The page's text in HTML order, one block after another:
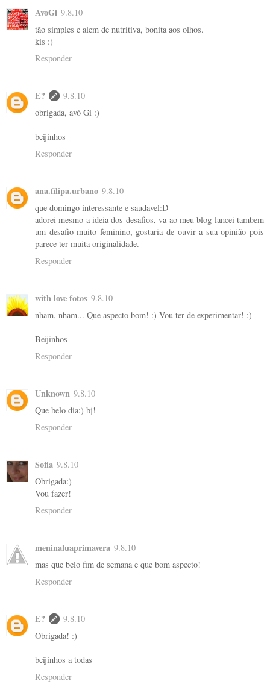
AvoGi 9.8.10
tão simples e alem de nutritiva, bonita aos olhos.
kis :)
Responder
E?
9.8.10
obrigada, avó Gi :)
beijinhos
Responder
ana.filipa.urbano 9.8.10
que domingo interessante e saudavel:D
adorei mesmo a ideia dos desafios, va ao meu blog lancei tambem
um desafio muito feminino, gostaria de ouvir a sua opinião pois
parece ter muita originalidade.
Responder
with love fotos 9.8.10
nham, nham... Que aspecto bom! :) Vou ter de experimentar! :)
Beijinhos
Responder
Unknown 9.8.10
Que belo dia:) bj!
Responder
Sofia 9.8.10
Obrigada:)
Vou fazer!
Responder
meninaluaprimavera 9.8.10
mas que belo fim de semana e que bom aspecto!
Responder
E?
9.8.10
Obrigada! :)
beijinhos a todas
Responder